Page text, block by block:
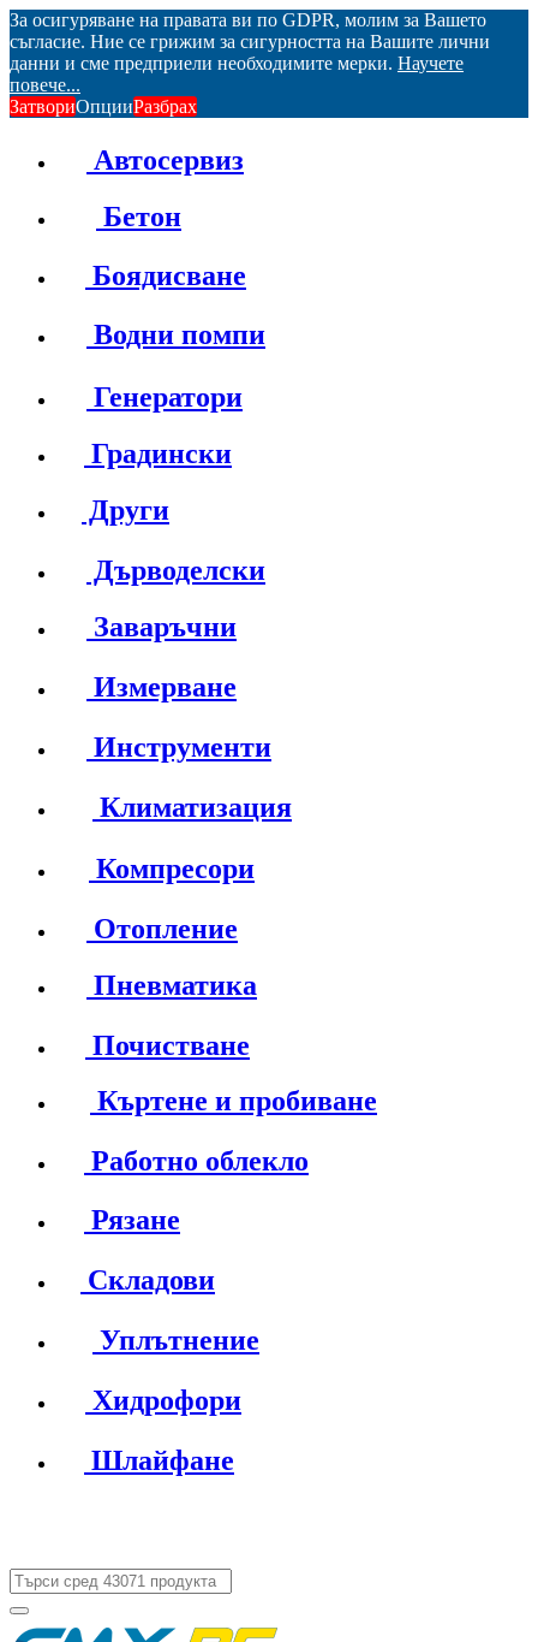
За осигуряване на правата ви по GDPR, молим за Вашето
съгласие. Ние се грижим за сигурността на Вашите лични
данни и сме предприели необходимите мерки. Научете
повече...
ЗатвориОпцииРазбрах
Автосервиз
Бетон
Боядисване
Водни помпи
Генератори
Градински
Други
Дърводелски
Заваръчни
Измерване
Инструменти
Климатизация
Компресори
Отопление
Пневматика
Почистване
Къртене и пробиване
Работно облекло
Рязане
Складови
Уплътнение
Хидрофори
Шлайфане